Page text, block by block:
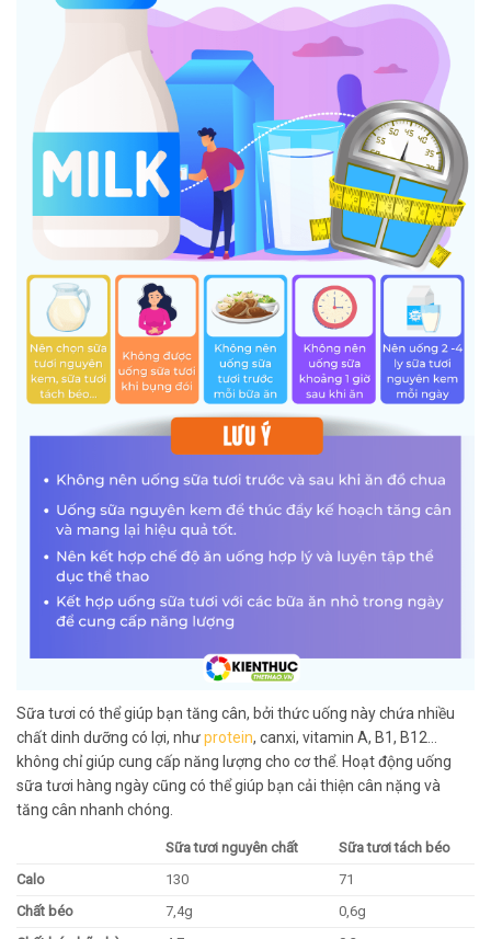
Sữa tươi có thể giúp bạn tăng cân, bởi thức uống này chứa nhiều
chất dinh dưỡng có lợi, nhưprotein, canxi, vitamin A, B1, B12…
không chỉ giúp cung cấp năng lượng cho cơ thể. Hoạt động uống
sữa tươi hàng ngày cũng có thể giúp bạn cải thiện cân nặng và
tăng cân nhanh chóng.
Sữa tươi nguyên chất
Sữa tươi tách béo
Calo
130
71
Chất béo
7,4g
0,6g